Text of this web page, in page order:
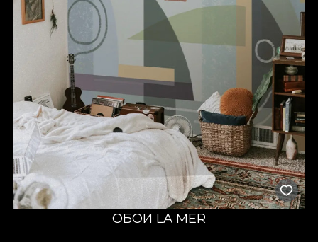
ОБОИ LA MER